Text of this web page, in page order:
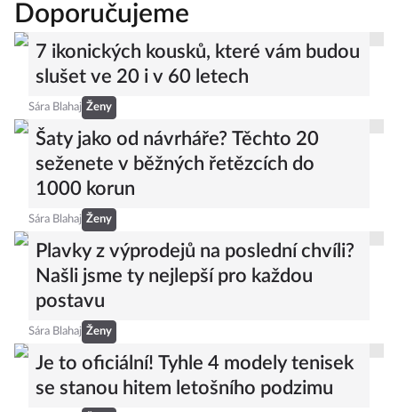
Doporučujeme
7 ikonických kousků, které vám budou
slušet ve 20 i v 60 letech
Sára Blahaj Ženy
Šaty jako od návrháře? Těchto 20
seženete v běžných řetězcích do
1000 korun
Sára Blahaj Ženy
Plavky z výprodejů na poslední chvíli?
Našli jsme ty nejlepší pro každou
postavu
Sára Blahaj Ženy
Je to oficiální! Tyhle 4 modely tenisek
se stanou hitem letošního podzimu